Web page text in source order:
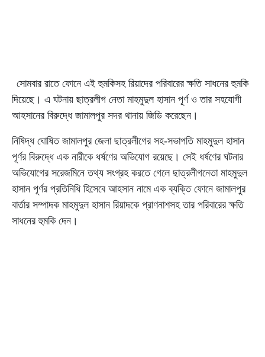
সোমবার রাতে ফোনে এই হুমকিসহ রিয়াদের পরিবারের ক্ষতি সাধনের হুমকি
দিয়েছে। এ ঘটনায় ছাত্রলীগ নেতা মাহমুদুল হাসান পূর্ণ ও তার সহযোগী
আহসানের বিরুদ্ধে জামালপুর সদর থানায় জিডি করেছেন।
নিষিদ্ধ ঘোষিত জামালপুর জেলা ছাত্রলীগের সহ-সভাপতি মাহমুদুল হাসান
পূর্ণর বিরুদ্ধে এক নারীকে ধর্ষণের অভিযোগ রয়েছে। সেই ধর্ষণের ঘটনার
অভিযোগের সরেজমিনে তথ্য সংগ্রহ করতে গেলে ছাত্রলীগনেতা মাহমুদুল
হাসান পূর্ণর প্রতিনিধি হিসেবে আহসান নামে এক ব্যক্তি ফোনে জামালপুর
বার্তার সম্পাদক মাহমুদুল হাসান রিয়াদকে প্রাণনাশসহ তার পরিবারের ক্ষতি
সাধনের হুমকি দেন।